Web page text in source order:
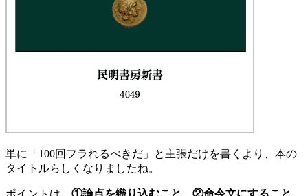
単に「100回フラれるべきだ」と主張だけを書くより、本の
タイトルらしくなりましたね。